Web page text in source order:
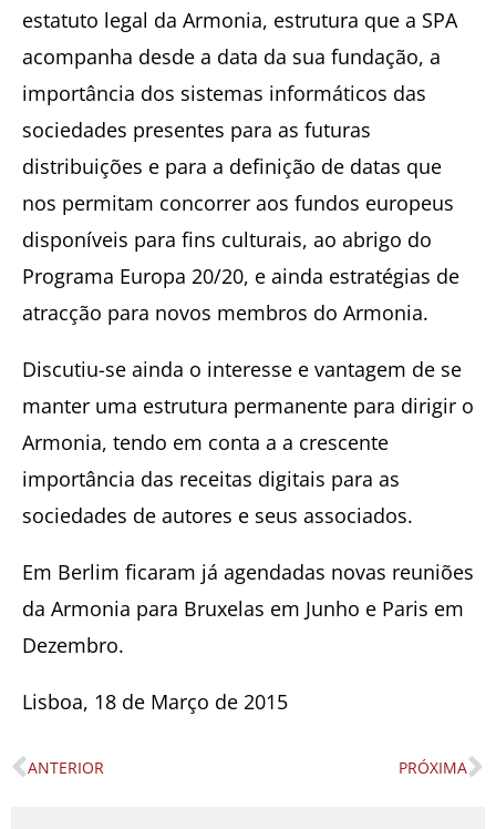
estatuto legal da Armonia, estrutura que a SPA
acompanha desde a data da sua fundação, a
importância dos sistemas informáticos das
sociedades presentes para as futuras
distribuições e para a definição de datas que
nos permitam concorrer aos fundos europeus
disponíveis para fins culturais, ao abrigo do
Programa Europa 20/20, e ainda estratégias de
atracção para novos membros do Armonia.
Discutiu-se ainda o interesse e vantagem de se
manter uma estrutura permanente para dirigir o
Armonia, tendo em conta a a crescente
importância das receitas digitais para as
sociedades de autores e seus associados.
Em Berlim ficaram já agendadas novas reuniões
da Armonia para Bruxelas em Junho e Paris em
Dezembro.
Lisboa, 18 de Março de 2015
Prev
ANTERIOR PRÓXIMA